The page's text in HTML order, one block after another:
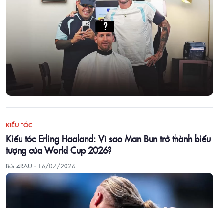
KIỂU TÓC
Kiểu tóc Erling Haaland: Vì sao Man Bun trở thành biểu
tượng của World Cup 2026?
Bởi 4RAU · 16/07/2026